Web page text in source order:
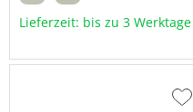
Lieferzeit: bis zu 3 Werktage
Zur